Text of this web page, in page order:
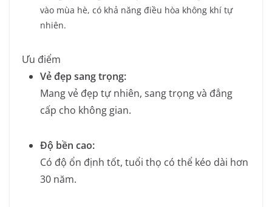
vào mùa hè, có khả năng điều hòa không khí tự
nhiên.
Ưu điểm
Vẻ đẹp sang trọng:
Mang vẻ đẹp tự nhiên, sang trọng và đẳng
cấp cho không gian.
Độ bền cao:
Có độ ổn định tốt, tuổi thọ có thể kéo dài hơn
30 năm.